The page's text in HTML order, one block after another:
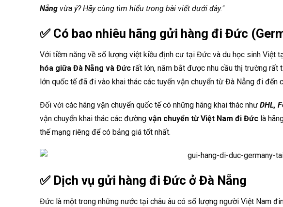
Nẵng vừa ý? Hãy cùng tìm hiểu trong bài viết dưới đây."
✅ Có bao nhiêu hãng gửi hàng đi Đức
Với tiềm năng về số lượng việt kiều định cư tại Đức và du học sinh Việt
hóa giữa Đà Nẵng và Đức rất lớn, năm bắt được nhu cầu thị trường rất
lớn quốc tế đã đi vào khai thác các tuyến vận chuyển từ Đà Nẵng đi đến
Đối với các hãng vận chuyển quốc tế có những hãng khai thác như DHL,
vận chuyển khai thác các đường vận chuyển từ Việt Nam đi Đức là
thế mạng riêng để có bảng giá tốt nhất.
✅Dịch vụ gửi hàng đi Đức ở Đà Nẵng
Đức là một trong những nước tại châu âu có số lượng người Việt Nam